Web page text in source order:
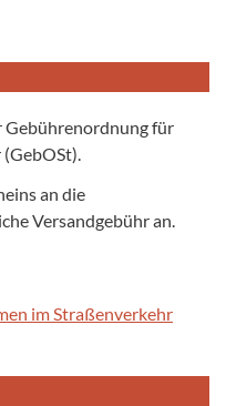
Gebührenordnung für
an die
Versandgebühr an.
im Straßenverkehr